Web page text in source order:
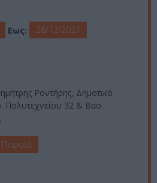
Εως:
28/12/2021
Ροντήρης, Δημοτικό
Πολυτεχνείου 32 & Βασ.